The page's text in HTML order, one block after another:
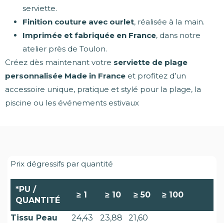
serviette.
Finition couture avec ourlet, réalisée à la main.
Imprimée et fabriquée en France, dans notre
atelier près de Toulon.
Créez dès maintenant votre serviette de plage
personnalisée Made in France et profitez d’un
accessoire unique, pratique et stylé pour la plage, la
piscine ou les événements estivaux
Prix dégressifs par quantité
*PU /
QUANTITÉ
≥ 1 ≥ 10 ≥50 ≥ 100
Tissu Peau
24,43
23,88
21,60